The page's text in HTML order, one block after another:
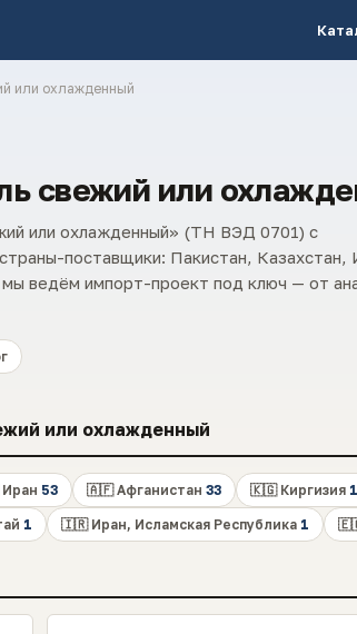
или охлажденный
свежий или
или охлажденный» (ТН ВЭД 0701) с
поставщики: Пакистан, Казахстан,
ведём импорт-проект под ключ — от
или охлажденный
53 🇦🇫 Афганистан 33 🇰🇬 Киргизия
1 🇮🇷 Иран, Исламская Республика 1